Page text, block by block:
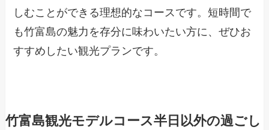
しむことができる理想的なコースです。短時間で
も竹富島の魅力を存分に味わいたい方に、ぜひお
すすめしたい観光プランです。
竹富島観光モデルコース半日以外の過ごし